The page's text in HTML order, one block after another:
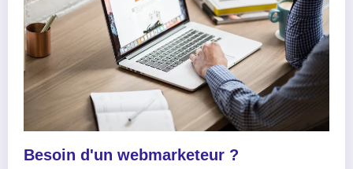
Besoin d'un webmarketeur ?